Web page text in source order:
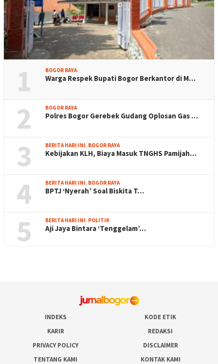
1 BOGOR RAYA
Warga Respek Bupati Bogor Berkantor di M…
2 BOGOR RAYA
Polres Bogor Gerebek Gudang Oplosan Gas …
3 BERITA HARI INI, BOGOR RAYA
Kebijakan KLH, Biaya Masuk TNGHS Pamijah…
4 BERITA HARI INI, BOGOR RAYA
BPTJ ‘Nyerah’ Soal Biskita T…
5 BERITA HARI INI, POLITIK
Aji Jaya Bintara ‘Tenggelam’…
INDEKS
KODE ETIK
KARIR
REDAKSI
PRIVACY POLICY
DISCLAIMER
TENTANG KAMI
KONTAK KAMI